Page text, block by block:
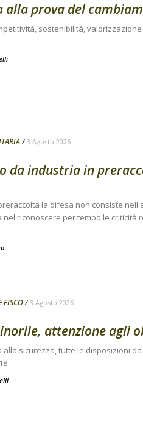
alla prova del
sostenibilità,
3 Agosto 2026
da industria in
la difesa non consiste
nel riconoscere per tempo le
FISCO 3 Agosto 2026
attenzione agli
alla sicurezza, tutte le disposizioni